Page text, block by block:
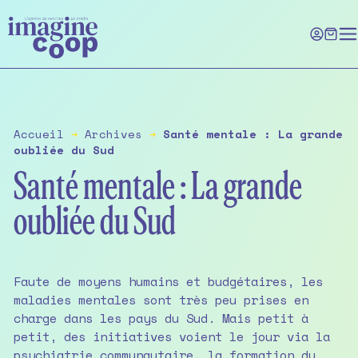
to
the
content
Accueil ➔ Archives ➔ Santé mentale : La grande
oubliée du Sud
Santé mentale : La grande
oubliée du Sud
Faute de moyens humains et budgétaires, les
maladies mentales sont très peu prises en
charge dans les pays du Sud. Mais petit à
petit, des initiatives voient le jour via la